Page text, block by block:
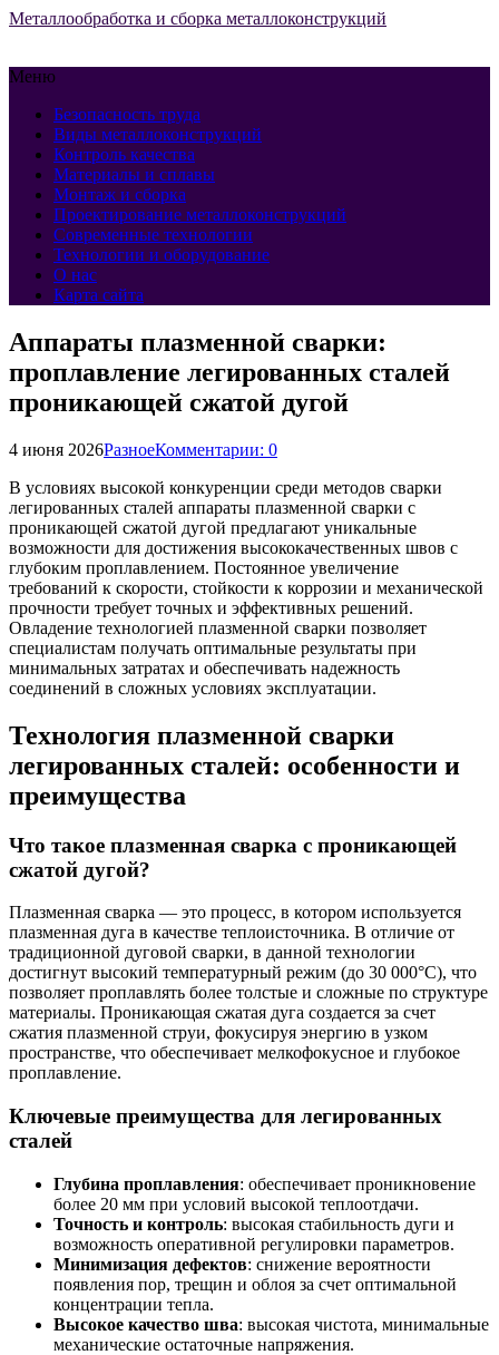
Металлообработка и сборка металлоконструкций
Меню
Безопасность труда
Виды металлоконструкций
Контроль качества
Материалы и сплавы
Монтаж и сборка
Проектирование металлоконструкций
Современные технологии
Технологии и оборудование
О нас
Карта сайта
Аппараты плазменной сварки:
проплавление легированных сталей
проникающей сжатой дугой
4 июня 2026РазноеКомментарии: 0
В условиях высокой конкуренции среди методов сварки
легированных сталей аппараты плазменной сварки с
проникающей сжатой дугой предлагают уникальные
возможности для достижения высококачественных швов с
глубоким проплавлением. Постоянное увеличение
требований к скорости, стойкости к коррозии и механической
прочности требует точных и эффективных решений.
Овладение технологией плазменной сварки позволяет
специалистам получать оптимальные результаты при
минимальных затратах и обеспечивать надежность
соединений в сложных условиях эксплуатации.
Технология плазменной сварки
легированных сталей: особенности и
преимущества
Что такое плазменная сварка с проникающей
сжатой дугой?
Плазменная сварка — это процесс, в котором используется
плазменная дуга в качестве теплоисточника. В отличие от
традиционной дуговой сварки, в данной технологии
достигнут высокий температурный режим (до 30 000°C), что
позволяет проплавлять более толстые и сложные по структуре
материалы. Проникающая сжатая дуга создается за счет
сжатия плазменной струи, фокусируя энергию в узком
пространстве, что обеспечивает мелкофокусное и глубокое
проплавление.
Ключевые преимущества для легированных
сталей
Глубина проплавления: обеспечивает проникновение
более 20 мм при условий высокой теплоотдачи.
Точность и контроль: высокая стабильность дуги и
возможность оперативной регулировки параметров.
Минимизация дефектов: снижение вероятности
появления пор, трещин и облоя за счет оптимальной
концентрации тепла.
Высокое качество шва: высокая чистота, минимальные
механические остаточные напряжения.